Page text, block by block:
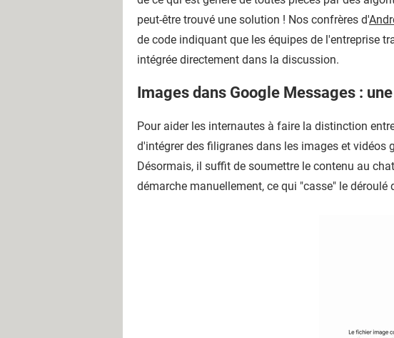
peut-être trouvé une solution ! Nos confrères d'
de code indiquant que les équipes de l'entreprise
intégrée directement dans la discussion.
Images dans Google Messages :
Pour aider les internautes à faire la distinction
d'intégrer des filigranes dans les images et vidéos
Désormais, il suffit de soumettre le contenu au
démarche manuellement, ce qui "casse" le